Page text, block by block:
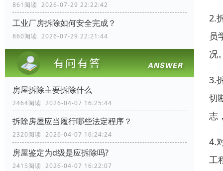
861阅读 2026-07-29 22:22:42
工业厂房拆除如何安全完成？
860阅读 2026-07-29 22:21:44
房屋拆除主要拆除什么
2464阅读 2026-04-07 16:25:44
拆除房屋应当履行哪些法定程序？
2320阅读 2026-04-07 16:24:24
房屋鉴定为d级是应拆除吗?
2415阅读 2026-04-07 16:22:07
2.
员
况
3.
切
志
4.
工